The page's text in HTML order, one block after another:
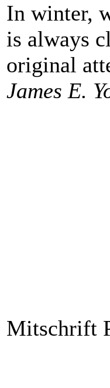
In winter,
is always
original
James E.
Mitschrift